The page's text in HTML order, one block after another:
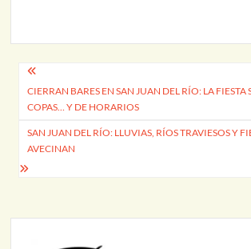
Navegación
de
entradas
CIERRAN BARES EN SAN JUAN DEL RÍO: LA FIESTA
COPAS… Y DE HORARIOS
SAN JUAN DEL RÍO: LLUVIAS, RÍOS TRAVIESOS Y
AVECINAN